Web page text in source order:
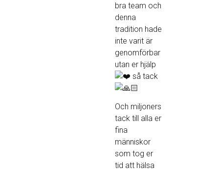
bra team och
denna
tradition hade
inte varit är
genomförbar
utan er hjälp
så tack
Och miljoners
tack till alla er
fina
människor
som tog er
tid att hälsa